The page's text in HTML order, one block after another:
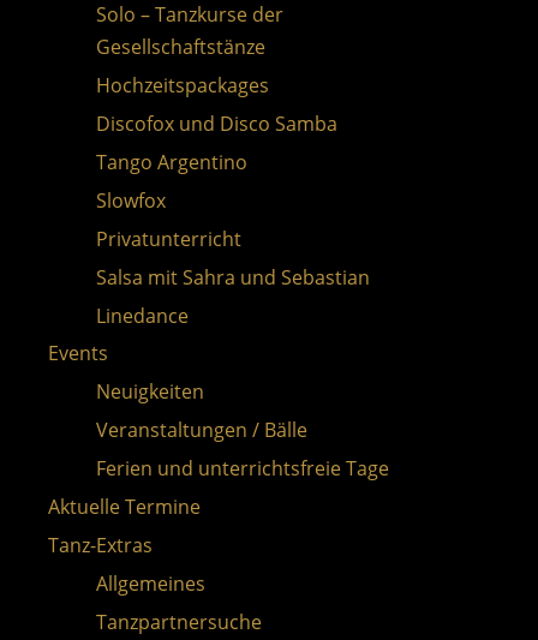
Solo – Tanzkurse der
Gesellschaftstänze
Hochzeitspackages
Discofox und Disco Samba
Tango Argentino
Slowfox
Privatunterricht
Salsa mit Sahra und Sebastian
Linedance
Single
Bachata Sensual aus Barcelona
Kizomba / Urban Kiz
Gutscheine
Events
Neuigkeiten
Veranstaltungen / Bälle
Ferien und unterrichtsfreie Tage
Aktuelle Termine
Tanz-Extras
Allgemeines
Tanzpartnersuche